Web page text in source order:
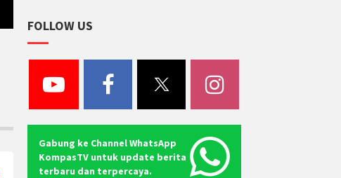
FOLLOW US
Gabung ke Channel WhatsApp
KompasTV untuk update berita
terbaru dan terpercaya.